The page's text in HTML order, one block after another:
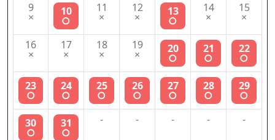
9
× 10
○
11
×
12
× 13
○
14
×
15
×
16
×
17
×
18
×
19
× 20
○
21
○
22
○
23
○
24
○
25
○
26
○
27
○
28
○
29
○
30
○
31
○
- - - - -